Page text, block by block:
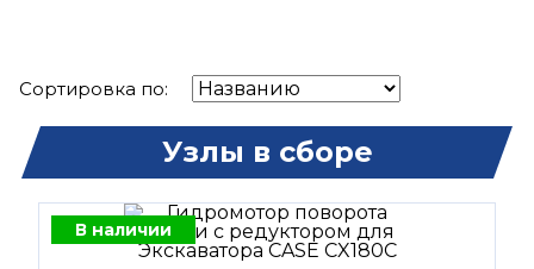
Сортировка по:
Узлы в сборе
В наличии